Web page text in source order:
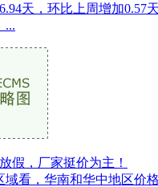
天，环比上周增加0.57
...
假，厂家挺价为主！
域看，华南和华中地区价